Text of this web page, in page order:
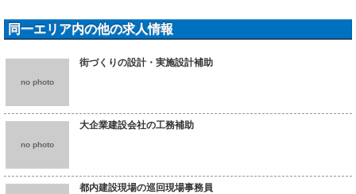
同一エリア内の他の求人情報
no photo
街づくりの設計・実施設計補助
no photo
大企業建設会社の工務補助
都内建設現場の巡回現場事務員